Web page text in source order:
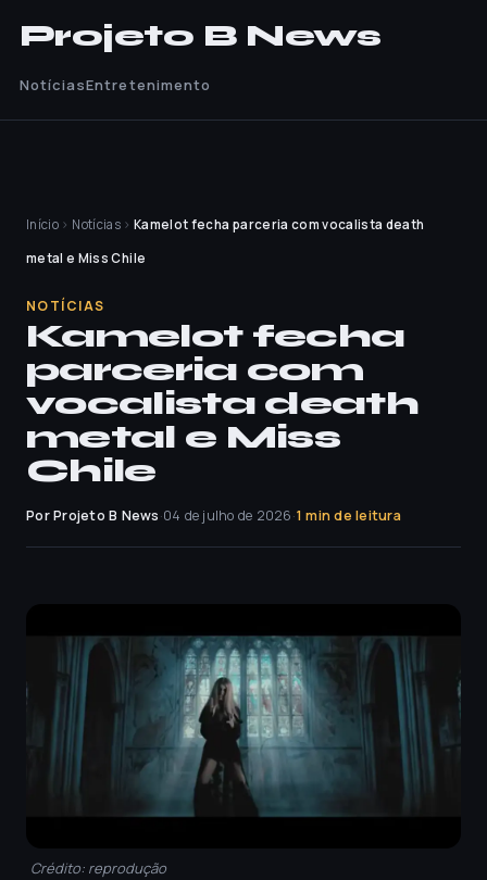
Projeto B News
NotíciasEntretenimento
Início › Notícias › Kamelot fecha parceria com vocalista death
metal e Miss Chile
NOTÍCIAS
Kamelot fecha
parceria com
vocalista death
metal e Miss
Chile
Por Projeto B News·04 de julho de 2026·1 min de leitura
Crédito: reprodução